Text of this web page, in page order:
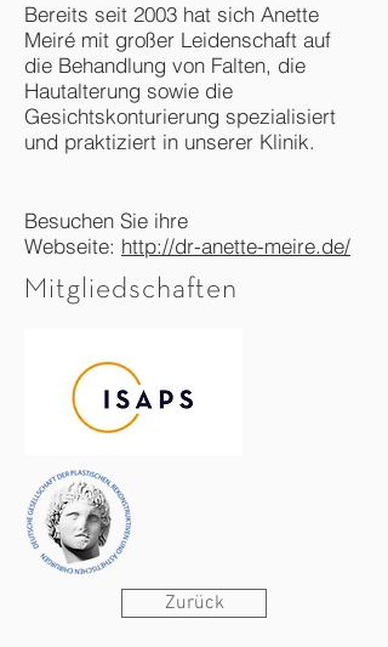
Bereits seit 2003 hat sich Anette
Meiré mit großer Leidenschaft auf
die Behandlung von Falten, die
Hautalterung sowie die
Gesichtskonturierung spezialisiert
und praktiziert in unserer Klinik.
Besuchen Sie ihre
Webseite: http://dr-anette-meire.de/
Mitgliedschaften
Zurück